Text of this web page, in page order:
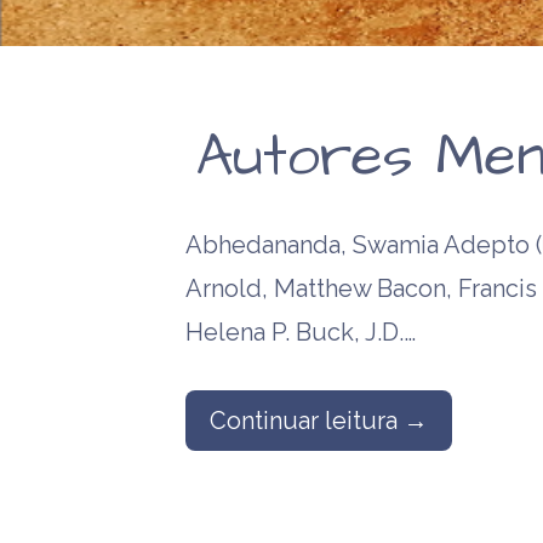
Autores
Abhedananda, Swamia Adepto
Arnold, Matthew Bacon, Francis
Helena P. Buck, J.D.…
Continuar leitura →